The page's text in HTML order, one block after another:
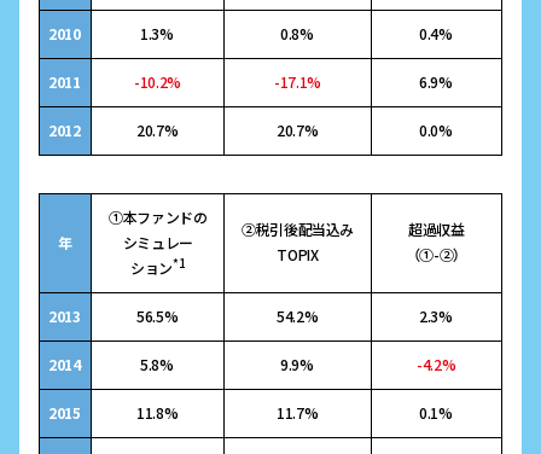
2010
2011
2012
1.3%
-10.2%
20.7%
0.8%
-17.1%
20.7%
0.4%
6.9%
0.0%
年
2013
2014
2015
①本ファンドの
シミュレー
ション*1
56.5%
5.8%
11.8%
②税引後配当込み
TOPIX
54.2%
9.9%
11.7%
超過収益
（①-②）
2.3%
-4.2%
0.1%